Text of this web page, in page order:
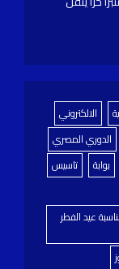
الالكتروني
الدوري المصري
بوابة
تاسيس
عيد الفطر